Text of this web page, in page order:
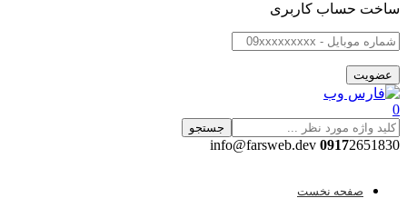
ساخت حساب کاربری
0
جستجو
09172651830 info@farsweb.dev
صفحه نخست